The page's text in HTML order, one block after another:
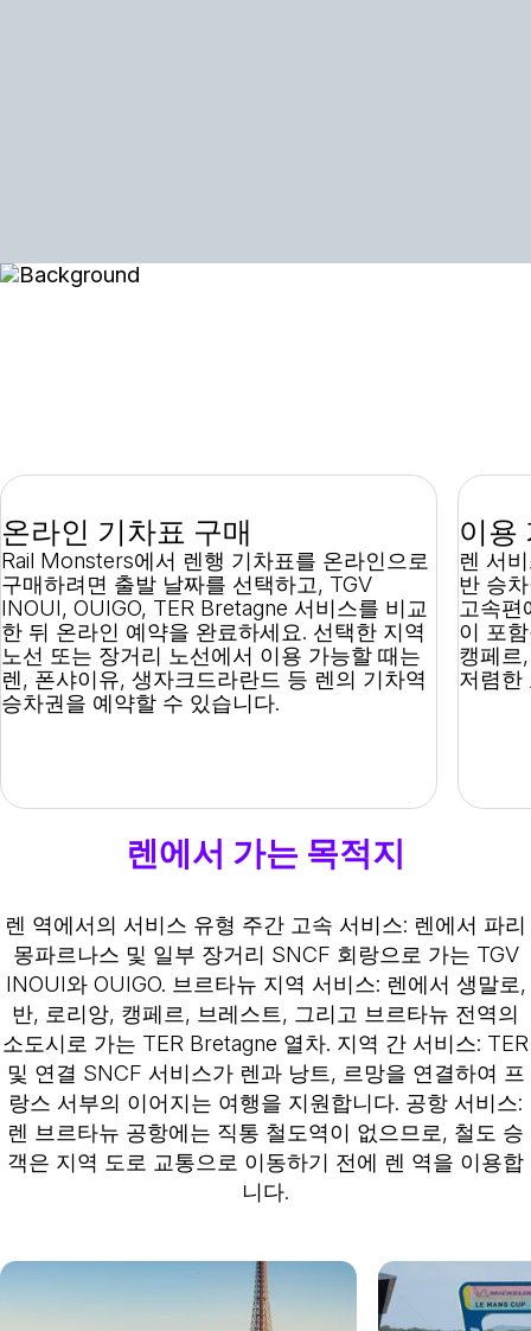
온라인 기차표 구매
Rail Monsters에서 렌행 기차표를 온라인으로
구매하려면 출발 날짜를 선택하고, TGV
INOUI, OUIGO, TER Bretagne 서비스를 비교
한 뒤 온라인 예약을 완료하세요. 선택한 지역
노선 또는 장거리 노선에서 이용 가능할 때는
렌, 폰샤이유, 생자크드라란드 등 렌의 기차역
승차권을 예약할 수 있습니다.
이용
렌 서
반 승
고속편
이 포
캥페르
저렴한
렌에서 가는 목적지
렌 역에서의 서비스 유형 주간 고속 서비스: 렌에서 파리
몽파르나스 및 일부 장거리 SNCF 회랑으로 가는 TGV
INOUI와 OUIGO. 브르타뉴 지역 서비스: 렌에서 생말로,
반, 로리앙, 캥페르, 브레스트, 그리고 브르타뉴 전역의
소도시로 가는 TER Bretagne 열차. 지역 간 서비스: TER
및 연결 SNCF 서비스가 렌과 낭트, 르망을 연결하여 프
랑스 서부의 이어지는 여행을 지원합니다. 공항 서비스:
렌 브르타뉴 공항에는 직통 철도역이 없으므로, 철도 승
객은 지역 도로 교통으로 이동하기 전에 렌 역을 이용합
니다.